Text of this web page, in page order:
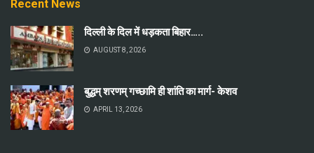
Recent News
दिल्ली के दिल में धड़कता बिहार…..
AUGUST 8, 2026
बुद्धम् शरणम् गच्छामि ही शांति का मार्ग- केशव
APRIL 13, 2026